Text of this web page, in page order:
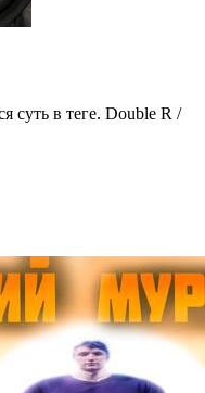
суть в теге. Double R /